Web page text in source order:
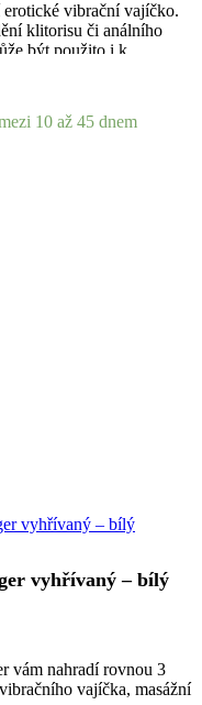
vibrační vajíčko.
klitorisu či análního
být použito i k
jej nosit i v běžný den.
10 až 45 dnem
vyhřívaný – bílý
vám nahradí rovnou 3
vajíčka, masážní